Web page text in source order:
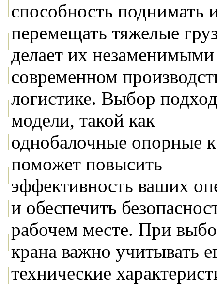
способность поднимать
перемещать тяжелые
делает их
современном
логистике. Выбор
модели, такой как
однобалочные опорные
поможет повысить
эффективность ваших
и обеспечить
рабочем месте. При
крана важно учитывать
технические